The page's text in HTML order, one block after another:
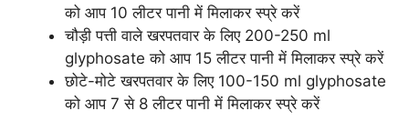
को आप 10 लीटर पानी में मिलाकर स्प्रे करें
चौड़ी पत्ती वाले खरपतवार के लिए 200-250 ml
glyphosate को आप 15 लीटर पानी में मिलाकर स्प्रे करें
छोटे-मोटे खरपतवार के लिए 100-150 ml glyphosate
को आप 7 से 8 लीटर पानी में मिलाकर स्प्रे करें